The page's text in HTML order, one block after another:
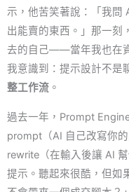
示，他苦笑著說：「我問
出能賣的東西。」那一刻
去的自己——當年我也在
我意識到：提示設計不是
整工作流 。
過去一年，Prompt
prompt（AI 自己改寫你
rewrite（在輸入後讓 AI
提示。聽起來很酷，但